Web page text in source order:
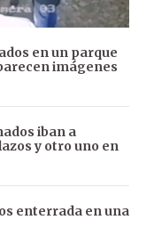
en un parque
imágenes
iban a
y otro uno en
enterrada en una